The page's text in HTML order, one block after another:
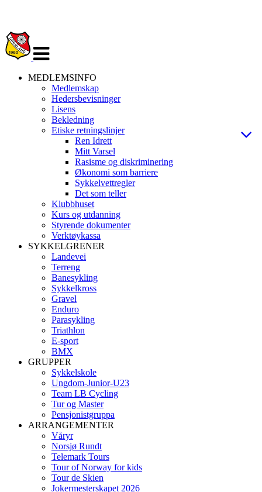
navigasjon
MEDLEMSINFO
Medlemskap
Hedersbevisninger
Lisens
Bekledning
Etiske retningslinjer
Ren Idrett
Mitt Varsel
Rasisme og diskriminering
Økonomi som barriere
Sykkelvettregler
Det som teller
Klubbhuset
Kurs og utdanning
Styrende dokumenter
Verktøykassa
SYKKELGRENER
Landevei
Terreng
Banesykling
Sykkelkross
Gravel
Enduro
Parasykling
Triathlon
E-sport
BMX
GRUPPER
Sykkelskole
Ungdom-Junior-U23
Team LB Cycling
Tur og Master
Pensjonistgruppa
ARRANGEMENTER
Våryr
Norsjø Rundt
Telemark Tours
Tour of Norway for kids
Tour de Skien
Jokermesterskapet 2026